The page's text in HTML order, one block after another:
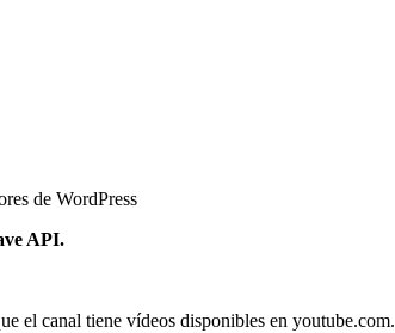
de WordPress
API.
el canal tiene vídeos disponibles en youtube.com.